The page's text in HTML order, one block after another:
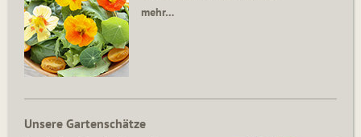
mehr…
Unsere Gartenschätze